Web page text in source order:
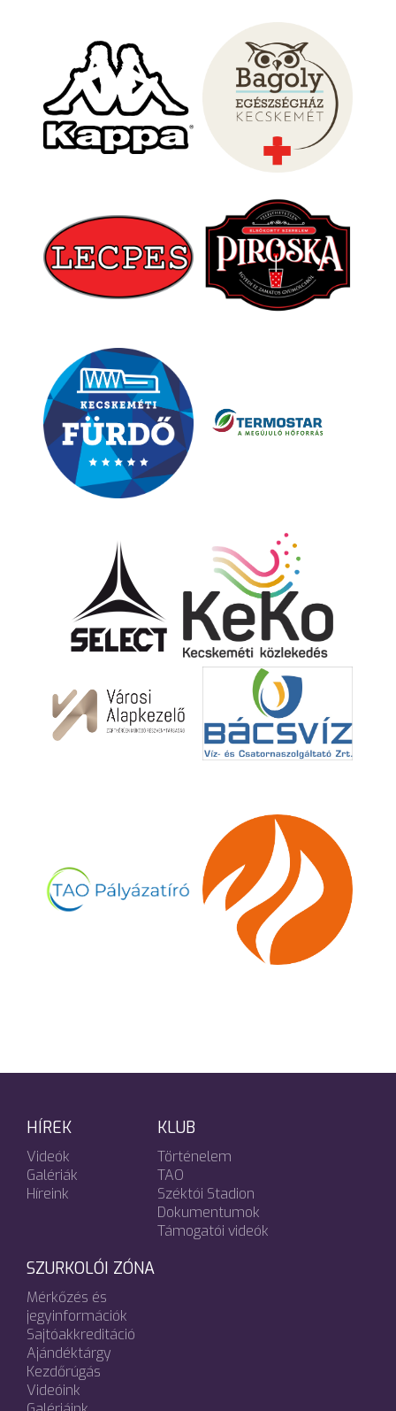
HÍREK
Videók
Galériák
Híreink
KLUB
Történelem
TAO
Széktói Stadion
Dokumentumok
Támogatói videók
SZURKOLÓI ZÓNA
Mérkőzés és
jegyinformációk
Sajtóakkreditáció
Ajándéktárgy
Kezdőrúgás
Videóink